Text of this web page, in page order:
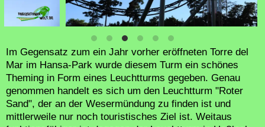
Im Gegensatz zum ein Jahr vorher eröffneten Torre del
Mar im Hansa-Park wurde diesem Turm ein schönes
Theming in Form eines Leuchtturms gegeben. Genau
genommen handelt es sich um den Leuchtturm "Roter
Sand", der an der Wesermündung zu finden ist und
mittlerweile nur noch touristisches Ziel ist. Weitaus